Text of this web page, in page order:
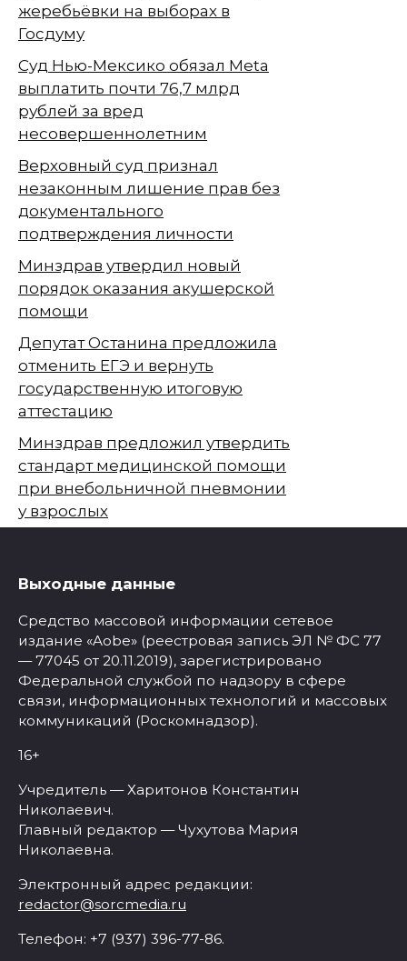
жеребьёвки на выборах в
Госдуму
Суд Нью-Мексико обязал Meta
выплатить почти 76,7 млрд
рублей за вред
несовершеннолетним
Верховный суд признал
незаконным лишение прав без
документального
подтверждения личности
Минздрав утвердил новый
порядок оказания акушерской
помощи
Депутат Останина предложила
отменить ЕГЭ и вернуть
государственную итоговую
аттестацию
Минздрав предложил утвердить
стандарт медицинской помощи
при внебольничной пневмонии
у взрослых
Выходные данные
Средство массовой информации сетевое
издание «Aobe» (реестровая запись ЭЛ № ФС 77
— 77045 от 20.11.2019), зарегистрировано
Федеральной службой по надзору в сфере
связи, информационных технологий и массовых
коммуникаций (Роскомнадзор).
16+
Учредитель — Харитонов Константин
Николаевич.
Главный редактор — Чухутова Мария
Николаевна.
Электронный адрес редакции:
redactor@sorcmedia.ru
Телефон: +7 (937) 396-77-86.